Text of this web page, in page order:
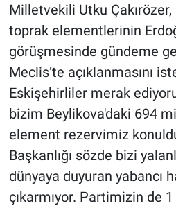
Milletvekili Utku Çakırözer,
toprak elementlerinin
görüşmesinde gündeme
Meclis’te açıklanmasını
Eskişehirliler merak
bizim Beylikova'daki 694
element rezervimiz
Başkanlığı sözde bizi
dünyaya duyuran yabancı
çıkarmıyor. Partimizin de